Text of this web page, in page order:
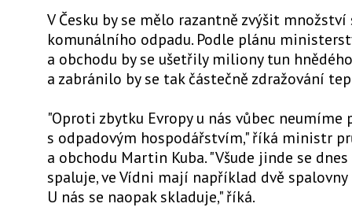
V Česku by se mělo razantně zvýšit
komunálního odpadu. Podle plánu
a obchodu by se ušetřily miliony tun
a zabránilo by se tak částečně zdražování
"Oproti zbytku Evropy u nás vůbec neumíme
s odpadovým hospodářstvím," říká ministr
a obchodu Martin Kuba. "Všude jinde se
spaluje, ve Vídni mají například dvě
U nás se naopak skladuje," říká.